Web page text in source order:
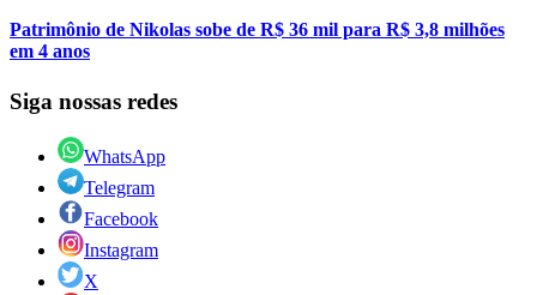
Patrimônio de Nikolas sobe de R$ 36 mil para R$ 3,8 milhões
em 4 anos
Siga nossas redes
WhatsApp
Telegram
Facebook
Instagram
X